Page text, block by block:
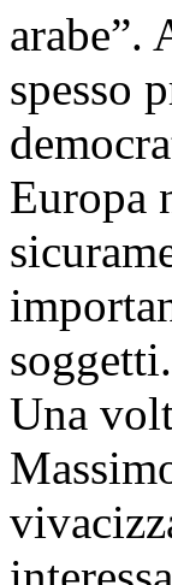
arabe”.
spesso
Europa
soggetti.
Una